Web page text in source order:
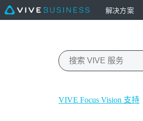
解决方案
VIVE Focus Vision 支持